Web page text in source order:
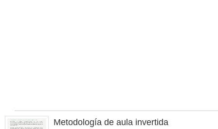
Metodología de aula invertida